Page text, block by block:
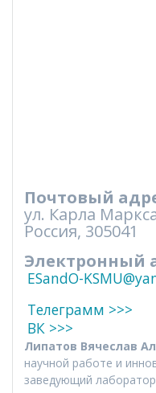
Почтовый
ул. Карла
Россия, 305041
Электронный
ESandO-
Телеграмм >>>
ВК >>>
Липатов Вячеслав
научной работе и
заведующий